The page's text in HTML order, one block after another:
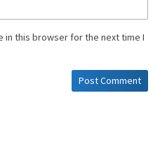
in this browser for the next time I